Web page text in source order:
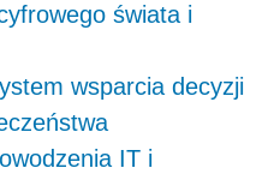
świata i
wsparcia decyzji
IT i